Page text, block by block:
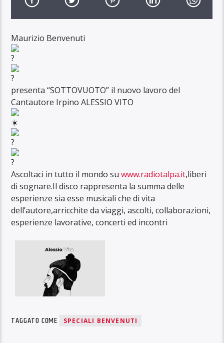
Maurizio Benvenuti
presenta “SOTTOVUOTO” il nuovo lavoro del
Cantautore Irpino ALESSIO VITO
Ascoltaci in tutto il mondo suwww.radiotalpa.it,liberi
di sognare.Il disco rappresenta la summa delle
esperienze sia esse musicali che di vita
dell’autore,arricchite da viaggi, ascolti, collaborazioni,
esperienze lavorative, concerti ed incontri
TAGGATO COME SPECIALI BENVENUTI